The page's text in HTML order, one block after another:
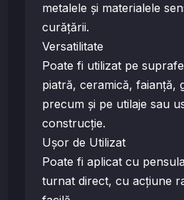
metalele și materialele
curățării.
Versatilitate
Poate fi utilizat pe
piatră, ceramică, faianță,
precum și pe utilaje sau
construcție.
Ușor de Utilizat
Poate fi aplicat cu
turnat direct, cu acțiune